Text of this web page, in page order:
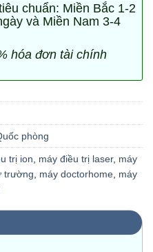
chuẩn: Miền Bắc 1-2
và Miền Nam 3-4
hóa đơn tài chính
phòng
trị ion máy điều trị laser, máy
trường máy doctorhome máy